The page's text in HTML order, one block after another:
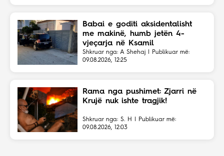
Babai e goditi aksidentalisht
me makinë, humb jetën 4-
vjeçarja në Ksamil
Shkruar nga: A Shehaj | Publikuar më:
09.08.2026, 12:25
Rama nga pushimet: Zjarri në
Krujë nuk ishte tragjik!
Shkruar nga: S. H | Publikuar më:
09.08.2026, 12:03